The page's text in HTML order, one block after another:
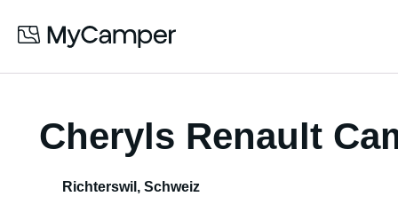
Cheryls Renault
Richterswil , Schweiz